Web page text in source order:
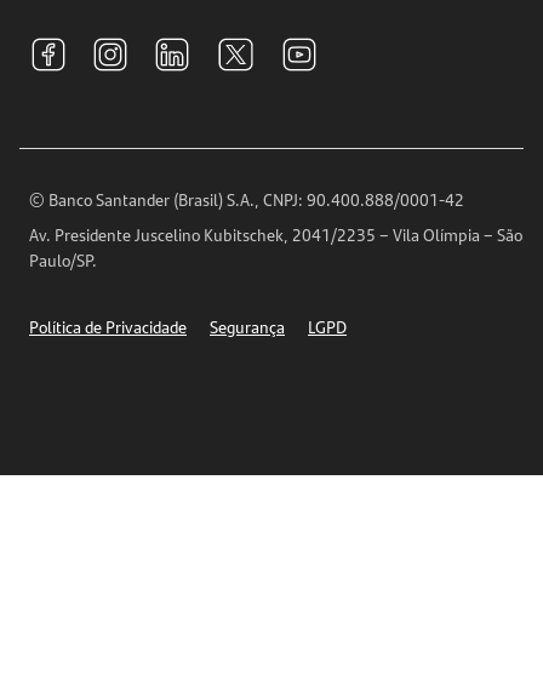
Relações com Investidores
S.A.C
Encontre nossas agências
Horários de Atendimento
Telefones
© Banco Santander (Brasil) S.A., CNPJ: 90.400.888/0001-42
Av. Presidente Juscelino Kubitschek, 2041/2235 – Vila Olímpia – São
Paulo/SP.
Política de Privacidade Segurança LGPD